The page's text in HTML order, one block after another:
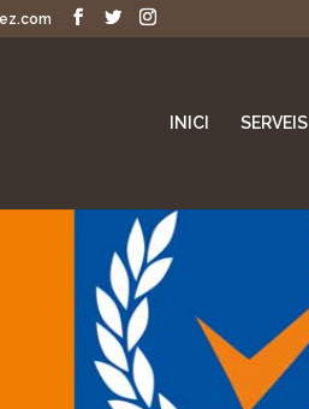
INICI SERVEIS